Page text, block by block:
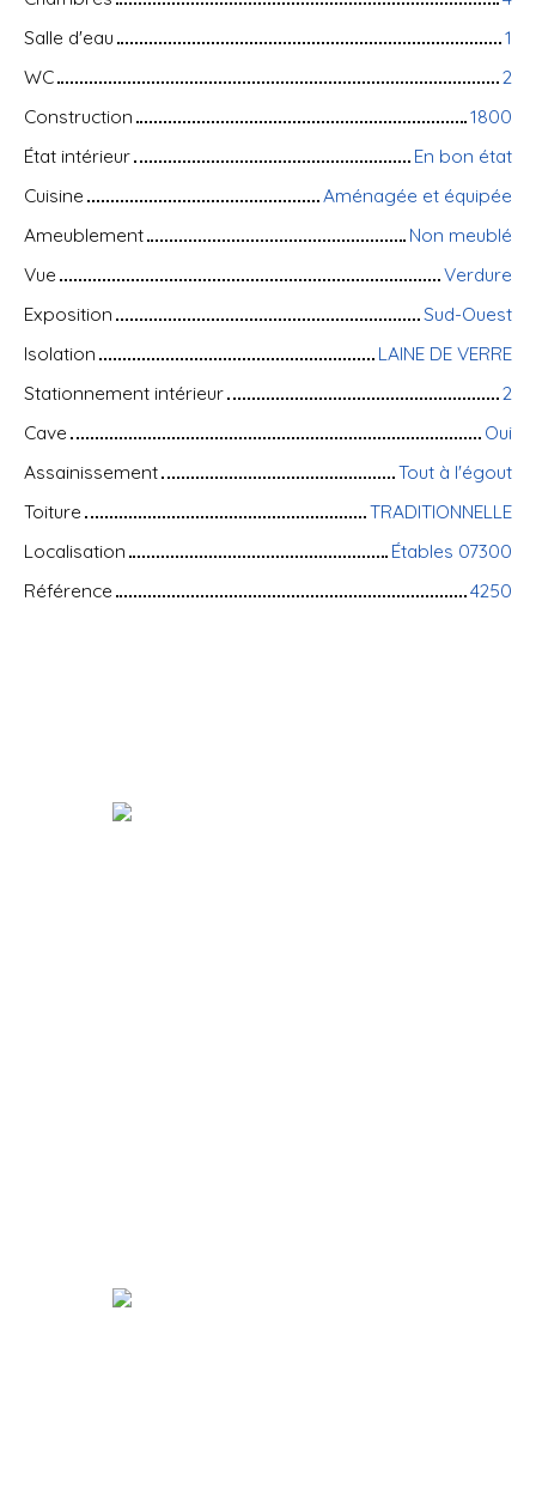
Salle d'eau
1
WC
2
Construction
1800
État intérieur
En bon état
Cuisine
Aménagée et équipée
Ameublement
Non meublé
Vue
Verdure
Exposition
Sud-Ouest
Isolation
LAINE DE VERRE
Stationnement intérieur
2
Cave
Oui
Assainissement
Tout à l'égout
Toiture
TRADITIONNELLE
Localisation
Étables 07300
Référence
4250